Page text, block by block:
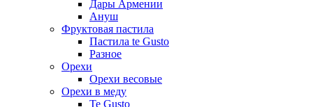
Дары Армении
Ануш
Фруктовая пастила
Пастила te Gusto
Разное
Орехи
Орехи весовые
Орехи в меду
Te Gusto